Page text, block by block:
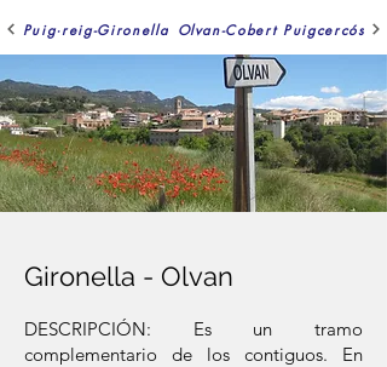
Puig·reig-Gironella Olvan-Cobert Puigcercós
Gironella - Olvan
DESCRIPCIÓN: Es un tramo
complementario de los contiguos. En